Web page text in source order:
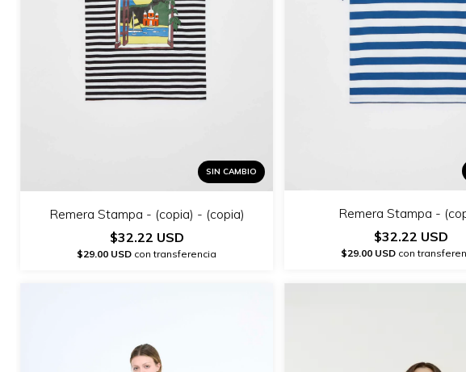
SIN CAMBIO
Remera Stampa - (copia) - (copia)
$32.22 USD
$29.00 USD con transferencia
Remera Stampa -
$32.22 USD
$29.00 USD con